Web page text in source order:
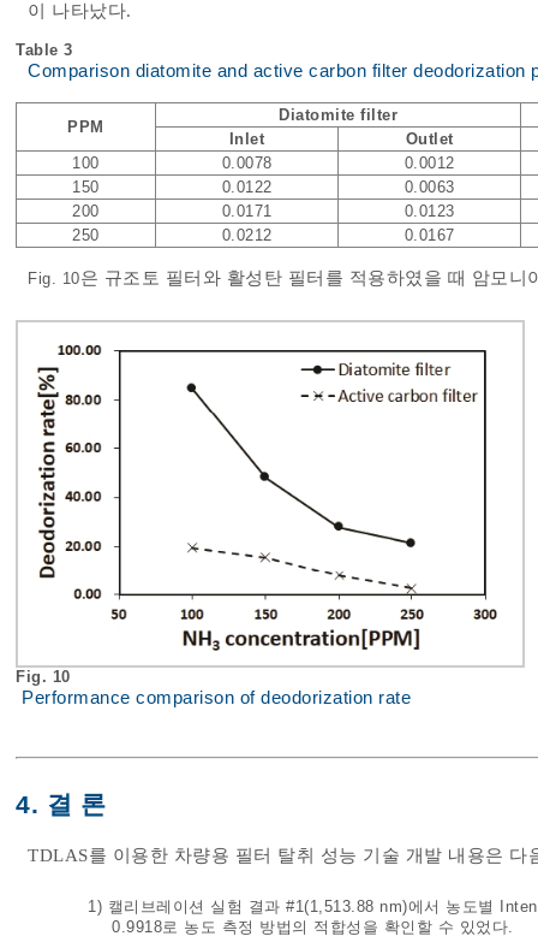
이 나타났다.
Table 3
Comparison diatomite and active carbon filter deodorization
PPM
Diatomite filter
Inlet
Outlet
100
0.0078
0.0012
150
0.0122
0.0063
200
0.0171
0.0123
250
0.0212 0.0167
Fig. 10은 규조토 필터와 활성탄 필터를 적용하였을 때 암모니
Fig. 10
Performance comparison of deodorization rate
4. 결 론
TDLAS를 이용한 차량용 필터 탈취 성능 기술 개발 내용은 다
1) 캘리브레이션 실험 결과 #1(1,513.88 nm)에서 농도별
0.9918로 농도 측정 방법의 적합성을 확인할 수 있었다.